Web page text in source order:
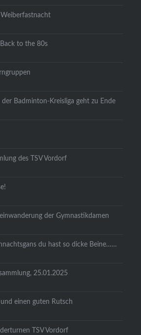
to the 80s
der Badminton-Kreisliga geht zu Ende
des TSV Vordorf
der Gymnastikdamen
du hast so dicke Beine……
25.01.2025
einen guten Rutsch
TSV Vordorf